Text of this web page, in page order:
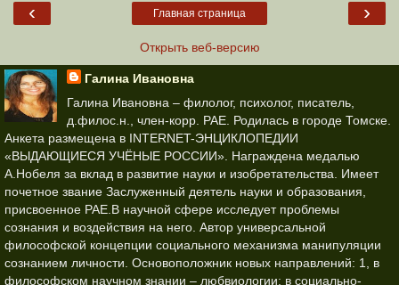
‹ ›
Главная страница
Открыть веб-версию
Галина Ивановна
Галина Ивановна – филолог, психолог, писатель,
д.филос.н., член-корр. РАЕ. Родилась в городе Томске.
Анкета размещена в INTERNET-ЭНЦИКЛОПЕДИИ
«ВЫДАЮЩИЕСЯ УЧЁНЫЕ РОССИИ». Награждена медалью
А.Нобеля за вклад в развитие науки и изобретательства. Имеет
почетное звание Заслуженный деятель науки и образования,
присвоенное РАЕ.В научной сфере исследует проблемы
сознания и воздействия на него. Автор универсальной
философской концепции социального механизма манипуляции
сознанием личности. Основоположник новых направлений: 1, в
философском научном знании – любвиологии; в социально-